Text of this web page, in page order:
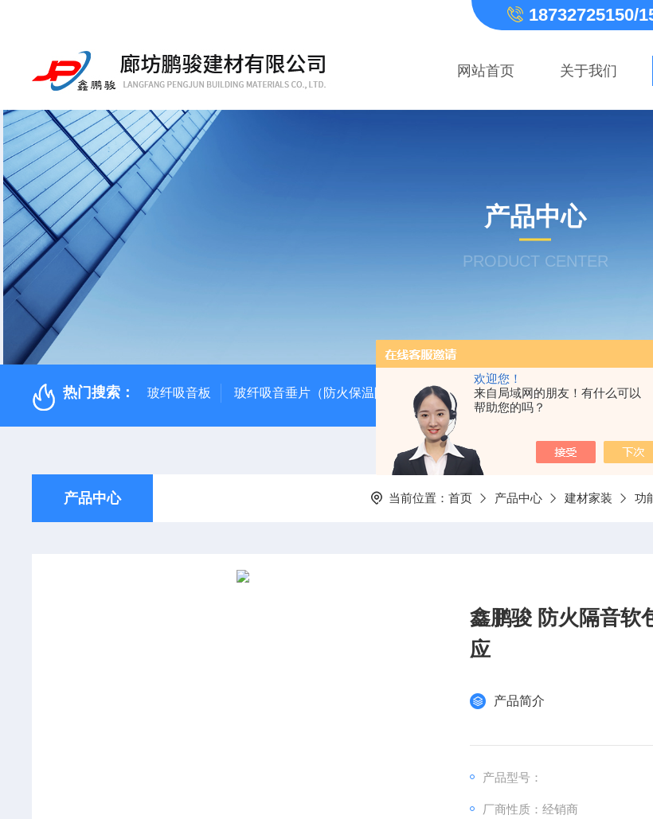
欢迎您！
来自局域网的朋友！有什么可以
帮助您的吗？
18732725150/
网站首页 关于我们
产品中心
PRODUCT CENTER
热门搜索： 玻纤吸音板 玻纤吸音垂片（防火保温隔音降噪） 岩棉吸音板（吊顶专用装饰材料）
产品中心 当前位置： 首页 产品中心 建材家装 功
鑫鹏骏 防火隔音软
应
产品简介
产品型号：
厂商性质：经销商